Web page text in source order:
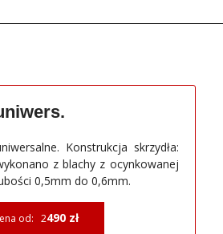
Konstrukcja skrzydła:
z blachy z ocynkowanej
0,5mm do 0,6mm.
od: 2490 zł